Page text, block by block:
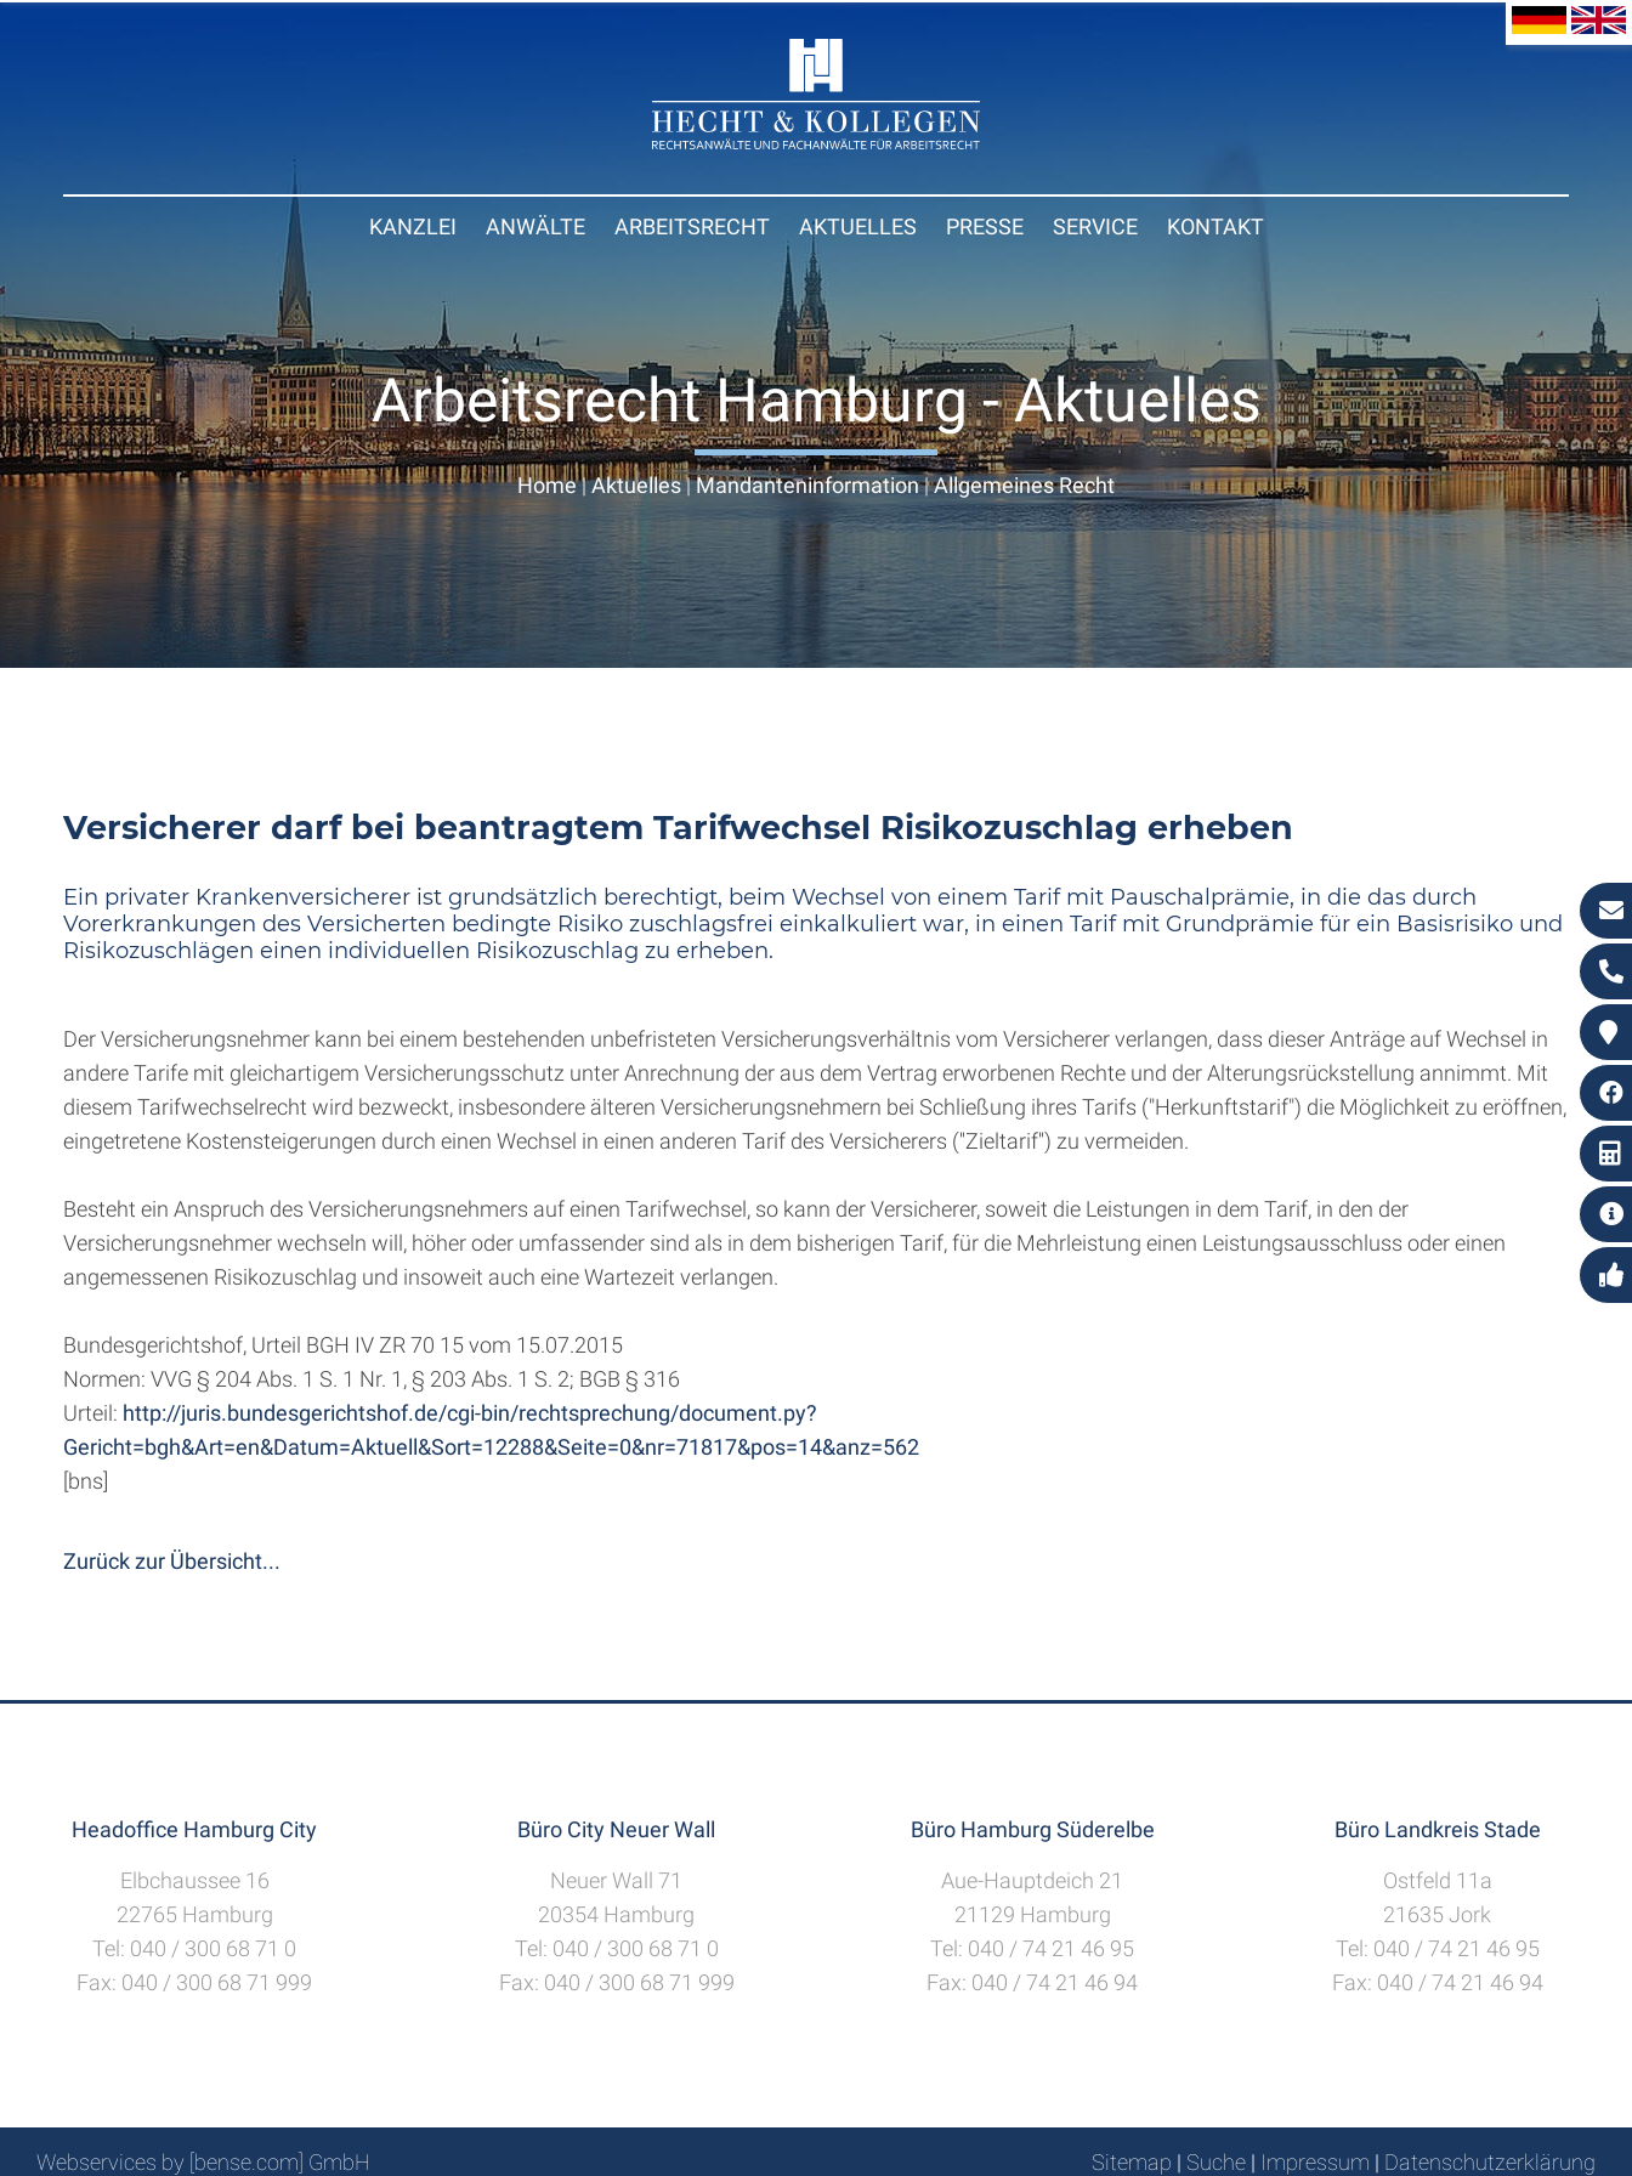
KANZLEI ANWÄLTE ARBEITSRECHT AKTUELLES PRESSE SERVICE KONTAKT
Arbeitsrecht Hamburg - Aktuelles
Home|Aktuelles|Mandanteninformation|Allgemeines Recht
Versicherer darf bei beantragtem Tarifwechsel Risikozuschlag erheben
Ein privater Krankenversicherer ist grundsätzlich berechtigt, beim Wechsel von einem Tarif mit Pauschalprämie, in die das durch
Vorerkrankungen des Versicherten bedingte Risiko zuschlagsfrei einkalkuliert war, in einen Tarif mit Grundprämie für ein Basisrisiko und
Risikozuschlägen einen individuellen Risikozuschlag zu erheben.
Der Versicherungsnehmer kann bei einem bestehenden unbefristeten Versicherungsverhältnis vom Versicherer verlangen, dass dieser Anträge auf Wechsel in
andere Tarife mit gleichartigem Versicherungsschutz unter Anrechnung der aus dem Vertrag erworbenen Rechte und der Alterungsrückstellung annimmt. Mit
diesem Tarifwechselrecht wird bezweckt, insbesondere älteren Versicherungsnehmern bei Schließung ihres Tarifs ("Herkunftstarif") die Möglichkeit zu eröffnen,
eingetretene Kostensteigerungen durch einen Wechsel in einen anderen Tarif des Versicherers (''Zieltarif'') zu vermeiden.
Besteht ein Anspruch des Versicherungsnehmers auf einen Tarifwechsel, so kann der Versicherer, soweit die Leistungen in dem Tarif, in den der
Versicherungsnehmer wechseln will, höher oder umfassender sind als in dem bisherigen Tarif, für die Mehrleistung einen Leistungsausschluss oder einen
angemessenen Risikozuschlag und insoweit auch eine Wartezeit verlangen.
Bundesgerichtshof, Urteil BGH IV ZR 70 15 vom 15.07.2015
Normen: VVG § 204 Abs. 1 S. 1 Nr. 1, § 203 Abs. 1 S. 2; BGB § 316
Urteil: http://juris.bundesgerichtshof.de/cgi-bin/rechtsprechung/document.py?
Gericht=bgh&Art=en&Datum=Aktuell&Sort=12288&Seite=0&nr=71817&pos=14&anz=562
[bns]
Zurück zur Übersicht...
Headoffice Hamburg City
Elbchaussee 16
22765 Hamburg
Tel: 040 / 300 68 71 0
Fax: 040 / 300 68 71 999
Büro City Neuer Wall
Neuer Wall 71
20354 Hamburg
Tel: 040 / 300 68 71 0
Fax: 040 / 300 68 71 999
Büro Hamburg Süderelbe
Aue-Hauptdeich 21
21129 Hamburg
Tel: 040 / 74 21 46 95
Fax: 040 / 74 21 46 94
Büro Landkreis Stade
Ostfeld 11a
21635 Jork
Tel: 040 / 74 21 46 95
Fax: 040 / 74 21 46 94
Webservices by [bense.com] GmbH Sitemap | Suche | Impressum | Datenschutzerklärung